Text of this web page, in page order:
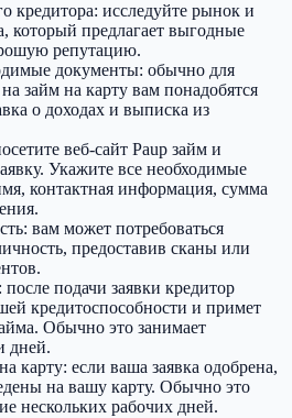
кредитора: исследуйте рынок и
который предлагает выгодные
репутацию.
документы: обычно для
займ на карту вам понадобятся
о доходах и выписка из
веб-сайт Paup займ и
Укажите все необходимые
контактная информация, сумма
вам может потребоваться
предоставив сканы или
подачи заявки кредитор
кредитоспособности и примет
Обычно это занимает
дней.
карту: если ваша заявка одобрена,
на вашу карту. Обычно это
нескольких рабочих дней.